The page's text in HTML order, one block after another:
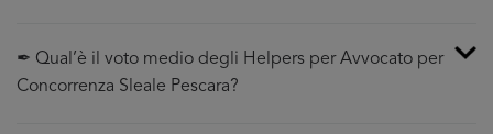
✒ Qual’è il voto medio degli Helpers per Avvocato per
Concorrenza Sleale Pescara?